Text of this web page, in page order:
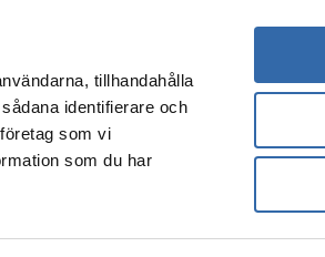
tillhandahålla
identifierare och
som vi
som du har
Kontakt
Om oss